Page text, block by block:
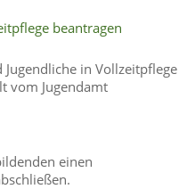
beantragen
in Vollzeitpflege
vom Jugendamt
einen